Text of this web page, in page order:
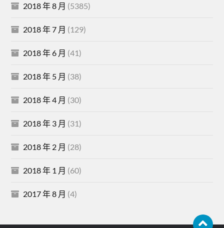
2018 年 8 月 (5385)
2018 年 7 月 (129)
2018 年 6 月 (41)
2018 年 5 月 (38)
2018 年 4 月 (30)
2018 年 3 月 (31)
2018 年 2 月 (28)
2018 年 1 月 (60)
2017 年 8 月 (4)